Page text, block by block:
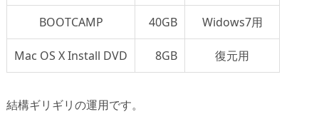
BOOTCAMP 40GB Widows7用
Mac OS X Install DVD 8GB 復元用
結構ギリギリの運用です。